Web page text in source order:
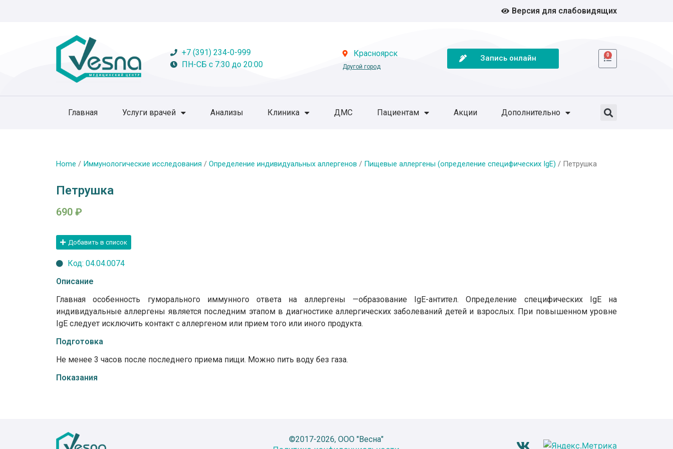
Версия для слабовидящих
+7 (391) 234-0-999
ПН-СБ с 7:30 до 20:00
Красноярск
Другой город
Запись онлайн 0
Главная Услуги врачей Анализы Клиника ДМС Пациентам Акции Дополнительно
Home / Иммунологические исследования / Определение индивидуальных аллергенов / Пищевые аллергены (определение специфических IgE) / Петрушка
Петрушка
690 ₽
Добавить в список
Код: 04.04.0074
Описание
Главная особенность гуморального иммунного ответа на аллергены —образование IgE-антител. Определение специфических IgE на
индивидуальные аллергены является последним этапом в диагностике аллергических заболеваний детей и взрослых. При повышенном уровне
IgE следует исключить контакт с аллергеном или прием того или иного продукта.
Подготовка
Не менее 3 часов после последнего приема пищи. Можно пить воду без газа.
Показания
©2017-2026, ООО "Весна"